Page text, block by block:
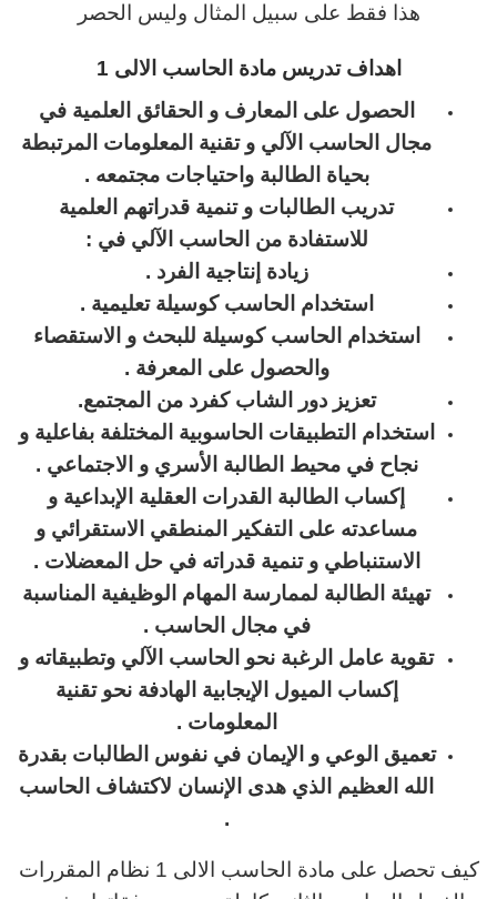
هذا فقط على سبيل المثال وليس الحصر
اهداف تدريس مادة الحاسب الالى 1
الحصول على المعارف و الحقائق العلمية في
مجال الحاسب الآلي و تقنية المعلومات المرتبطة
بحياة الطالبة واحتياجات مجتمعه .
تدريب الطالبات و تنمية قدراتهم العلمية
للاستفادة من الحاسب الآلي في :
زيادة إنتاجية الفرد .
استخدام الحاسب كوسيلة تعليمية .
استخدام الحاسب كوسيلة للبحث و الاستقصاء
والحصول على المعرفة .
تعزيز دور الشاب كفرد من المجتمع.
استخدام التطبيقات الحاسوبية المختلفة بفاعلية و
نجاح في محيط الطالبة الأسري و الاجتماعي .
إكساب الطالبة القدرات العقلية الإبداعية و
مساعدته على التفكير المنطقي الاستقرائي و
الاستنباطي و تنمية قدراته في حل المعضلات .
تهيئة الطالبة لممارسة المهام الوظيفية المناسبة
في مجال الحاسب .
تقوية عامل الرغبة نحو الحاسب الآلي وتطبيقاته و
إكساب الميول الإيجابية الهادفة نحو تقنية
المعلومات .
تعميق الوعي و الإيمان في نفوس الطالبات بقدرة
الله العظيم الذي هدى الإنسان لاكتشاف الحاسب
.
كيف تحصل على مادة الحاسب الالى 1 نظام المقررات